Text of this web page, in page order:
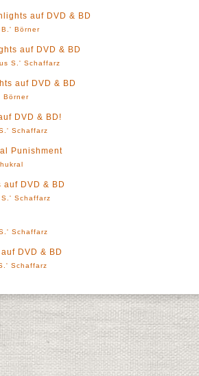
auf DVD & BD
Börner
auf DVD & BD
S.' Schaffarz
auf DVD & BD
Börner
DVD & BD!
Schaffarz
Punishment
DVD & BD
S.' Schaffarz
Schaffarz
DVD & BD
Schaffarz